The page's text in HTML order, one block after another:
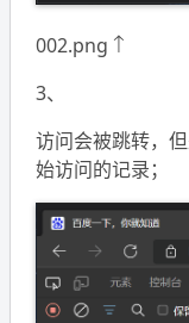
002.png ↑
3、
访问会被跳转，
始访问的记录；